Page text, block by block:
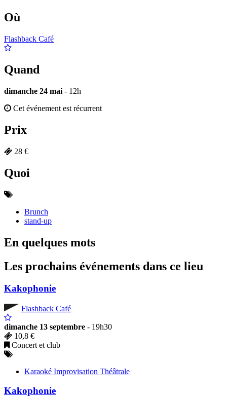
Où
Flashback Café
Quand
dimanche 24 mai - 12h
Cet événement est récurrent
Prix
28 €
Quoi
Brunch
stand-up
En quelques mots
Les prochains événements dans ce lieu
Kakophonie
Flashback Café
dimanche 13 septembre - 19h30
10,8 €
Concert et club
Karaoké Improvisation Théâtrale
Kakophonie